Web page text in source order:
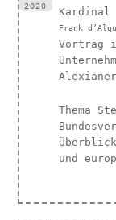
2020 Kardinal
Frank
Vortrag
Alexianer
Thema
und